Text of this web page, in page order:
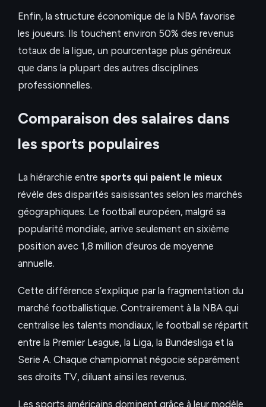
Enfin, la structure économique de la NBA favorise
les joueurs. Ils touchent environ 50% des revenus
totaux de la ligue, un pourcentage plus généreux
que dans la plupart des autres disciplines
professionnelles.
Comparaison des salaires dans
les sports populaires
La hiérarchie entre sports qui paient le mieux
révèle des disparités saisissantes selon les marchés
géographiques. Le football européen, malgré sa
popularité mondiale, arrive seulement en sixième
position avec 1,8 million d’euros de moyenne
annuelle.
Cette différence s’explique par la fragmentation du
marché footballistique. Contrairement à la NBA qui
centralise les talents mondiaux, le football se répartit
entre la Premier League, la Liga, la Bundesliga et la
Serie A. Chaque championnat négocie séparément
ses droits TV, diluant ainsi les revenus.
Les sports américains dominent grâce à leur modèle